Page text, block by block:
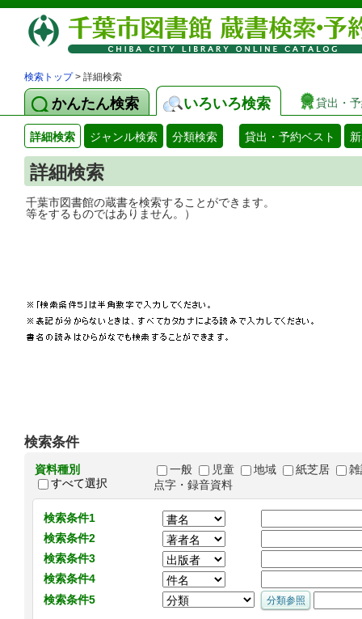
検索トップ> 詳細検索
かんたん検索 いろいろ検索 貸出・
詳細検索 ジャンル検索 分類検索 貸出・予約ベスト
詳細検索
千葉市図書館の蔵書を検索することがで
等をするものではありません。）
検索条件
資料種別
すべて選択
一般 児童 地域 紙芝居
点字・録音資料
検索条件1
検索条件2
検索条件3
検索条件4
検索条件5